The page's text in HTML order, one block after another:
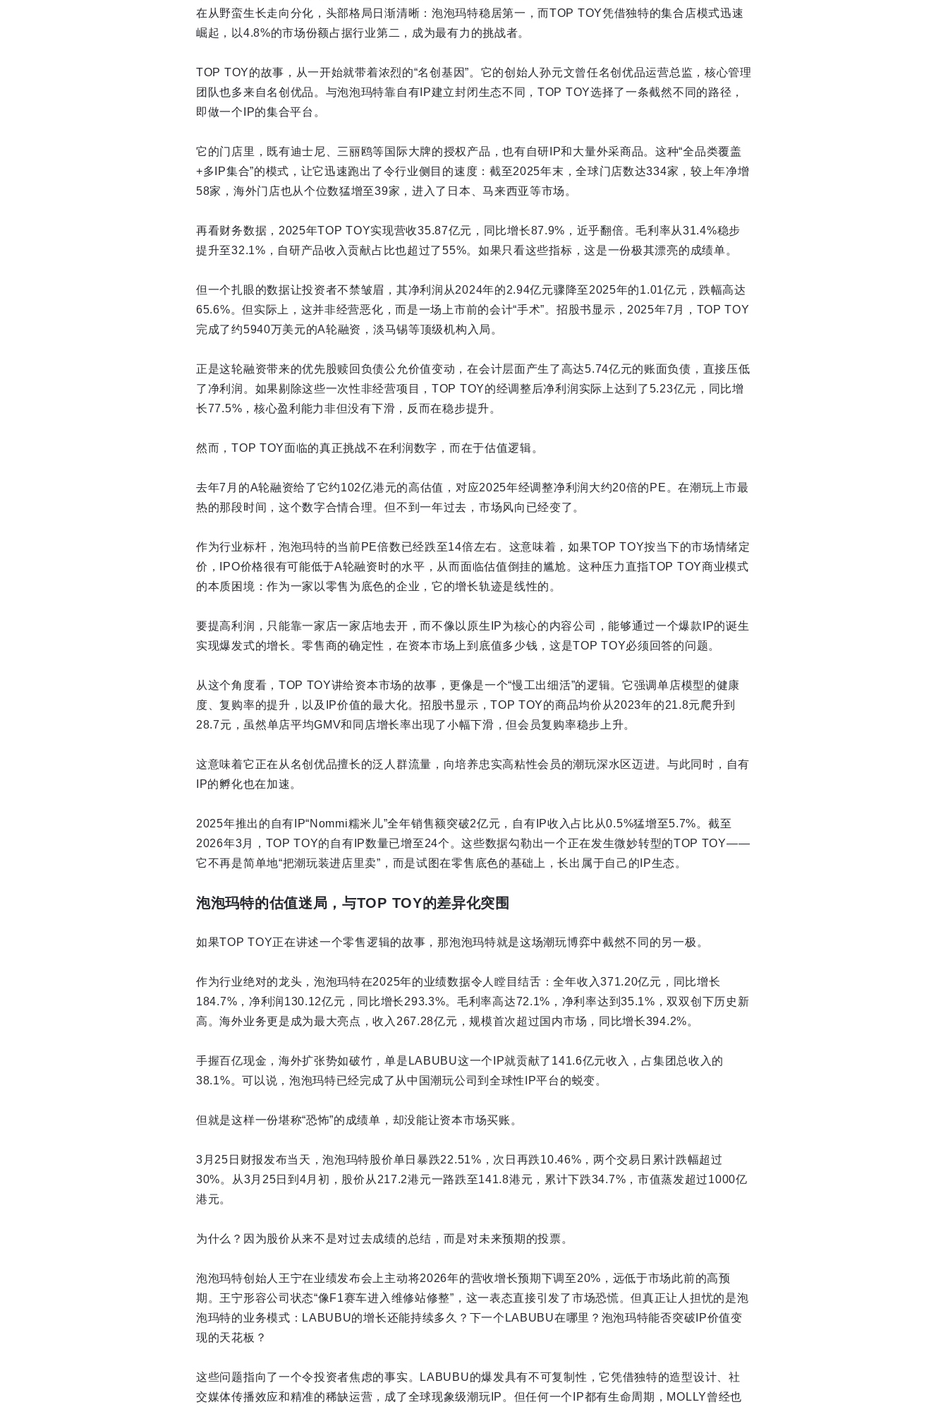
在从野蛮生长走向分化，头部格局日渐清晰：泡泡玛特稳居第一，而TOP TOY凭借独特的集合店模式迅速
崛起，以4.8%的市场份额占据行业第二，成为最有力的挑战者。
TOP TOY的故事，从一开始就带着浓烈的“名创基因”。它的创始人孙元文曾任名创优品运营总监，核心管理
团队也多来自名创优品。与泡泡玛特靠自有IP建立封闭生态不同，TOP TOY选择了一条截然不同的路径，
即做一个IP的集合平台。
它的门店里，既有迪士尼、三丽鸥等国际大牌的授权产品，也有自研IP和大量外采商品。这种“全品类覆盖
+多IP集合”的模式，让它迅速跑出了令行业侧目的速度：截至2025年末，全球门店数达334家，较上年净增
58家，海外门店也从个位数猛增至39家，进入了日本、马来西亚等市场。
再看财务数据，2025年TOP TOY实现营收35.87亿元，同比增长87.9%，近乎翻倍。毛利率从31.4%稳步
提升至32.1%，自研产品收入贡献占比也超过了55%。如果只看这些指标，这是一份极其漂亮的成绩单。
但一个扎眼的数据让投资者不禁皱眉，其净利润从2024年的2.94亿元骤降至2025年的1.01亿元，跌幅高达
65.6%。但实际上，这并非经营恶化，而是一场上市前的会计“手术”。招股书显示，2025年7月，TOP TOY
完成了约5940万美元的A轮融资，淡马锡等顶级机构入局。
正是这轮融资带来的优先股赎回负债公允价值变动，在会计层面产生了高达5.74亿元的账面负债，直接压低
了净利润。如果剔除这些一次性非经营项目，TOP TOY的经调整后净利润实际上达到了5.23亿元，同比增
长77.5%，核心盈利能力非但没有下滑，反而在稳步提升。
然而，TOP TOY面临的真正挑战不在利润数字，而在于估值逻辑。
去年7月的A轮融资给了它约102亿港元的高估值，对应2025年经调整净利润大约20倍的PE。在潮玩上市最
热的那段时间，这个数字合情合理。但不到一年过去，市场风向已经变了。
作为行业标杆，泡泡玛特的当前PE倍数已经跌至14倍左右。这意味着，如果TOP TOY按当下的市场情绪定
价，IPO价格很有可能低于A轮融资时的水平，从而面临估值倒挂的尴尬。这种压力直指TOP TOY商业模式
的本质困境：作为一家以零售为底色的企业，它的增长轨迹是线性的。
要提高利润，只能靠一家店一家店地去开，而不像以原生IP为核心的内容公司，能够通过一个爆款IP的诞生
实现爆发式的增长。零售商的确定性，在资本市场上到底值多少钱，这是TOP TOY必须回答的问题。
从这个角度看，TOP TOY讲给资本市场的故事，更像是一个“慢工出细活”的逻辑。它强调单店模型的健康
度、复购率的提升，以及IP价值的最大化。招股书显示，TOP TOY的商品均价从2023年的21.8元爬升到
28.7元，虽然单店平均GMV和同店增长率出现了小幅下滑，但会员复购率稳步上升。
这意味着它正在从名创优品擅长的泛人群流量，向培养忠实高粘性会员的潮玩深水区迈进。与此同时，自有
IP的孵化也在加速。
2025年推出的自有IP“Nommi糯米儿”全年销售额突破2亿元，自有IP收入占比从0.5%猛增至5.7%。截至
2026年3月，TOP TOY的自有IP数量已增至24个。这些数据勾勒出一个正在发生微妙转型的TOP TOY——
它不再是简单地“把潮玩装进店里卖”，而是试图在零售底色的基础上，长出属于自己的IP生态。
泡泡玛特的估值迷局，与TOP TOY的差异化突围
如果TOP TOY正在讲述一个零售逻辑的故事，那泡泡玛特就是这场潮玩博弈中截然不同的另一极。
作为行业绝对的龙头，泡泡玛特在2025年的业绩数据令人瞠目结舌：全年收入371.20亿元，同比增长
184.7%，净利润130.12亿元，同比增长293.3%。毛利率高达72.1%，净利率达到35.1%，双双创下历史新
高。海外业务更是成为最大亮点，收入267.28亿元，规模首次超过国内市场，同比增长394.2%。
手握百亿现金，海外扩张势如破竹，单是LABUBU这一个IP就贡献了141.6亿元收入，占集团总收入的
38.1%。可以说，泡泡玛特已经完成了从中国潮玩公司到全球性IP平台的蜕变。
但就是这样一份堪称“恐怖”的成绩单，却没能让资本市场买账。
3月25日财报发布当天，泡泡玛特股价单日暴跌22.51%，次日再跌10.46%，两个交易日累计跌幅超过
30%。从3月25日到4月初，股价从217.2港元一路跌至141.8港元，累计下跌34.7%，市值蒸发超过1000亿
港元。
为什么？因为股价从来不是对过去成绩的总结，而是对未来预期的投票。
泡泡玛特创始人王宁在业绩发布会上主动将2026年的营收增长预期下调至20%，远低于市场此前的高预
期。王宁形容公司状态“像F1赛车进入维修站修整”，这一表态直接引发了市场恐慌。但真正让人担忧的是泡
泡玛特的业务模式：LABUBU的增长还能持续多久？下一个LABUBU在哪里？泡泡玛特能否突破IP价值变
现的天花板？
这些问题指向了一个令投资者焦虑的事实。LABUBU的爆发具有不可复制性，它凭借独特的造型设计、社
交媒体传播效应和精准的稀缺运营，成了全球现象级潮玩IP。但任何一个IP都有生命周期，MOLLY曾经也